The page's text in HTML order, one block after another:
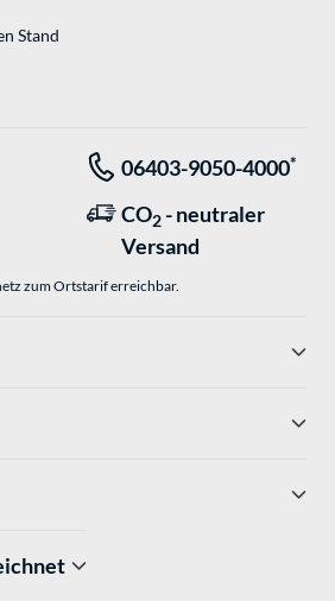
Stand
06403-9050-4000*
CO2 - neutraler
Versand
zum Ortstarif erreichbar.